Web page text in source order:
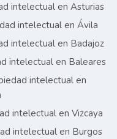
intelectual en Asturias
intelectual en Ávila
intelectual en Badajoz
intelectual en Baleares
intelectual en
intelectual en Vizcaya
intelectual en Burgos